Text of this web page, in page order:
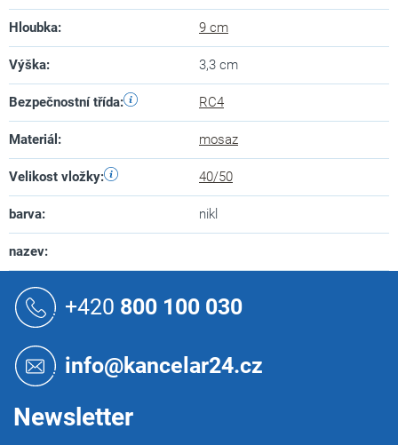
Hloubka: 9 cm
Výška: 3,3 cm
Bezpečnostní třída: RC4
Materiál : mosaz
Velikost vložky: 40/50
barva: nikl
nazev:
+420 800 100 030
info@kancelar24.cz
Newsletter